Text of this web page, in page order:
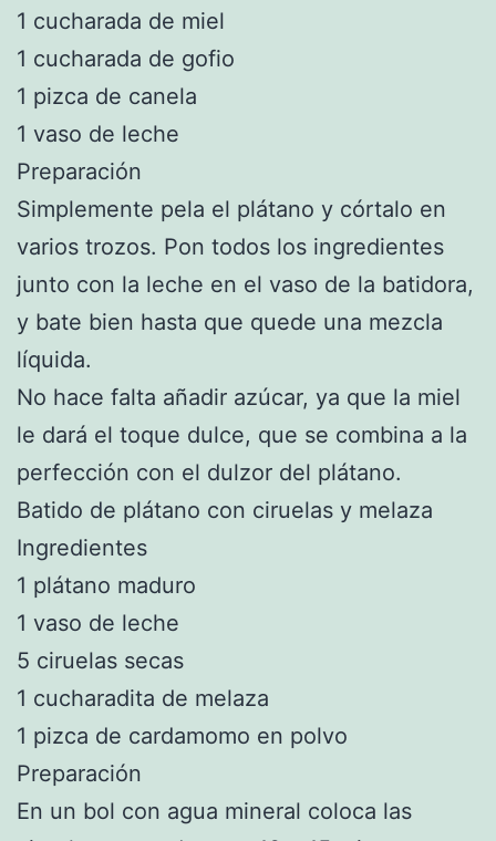
1 cucharada de miel
1 cucharada de gofio
1 pizca de canela
1 vaso de leche
Preparación
Simplemente pela el plátano y córtalo en
varios trozos. Pon todos los ingredientes
junto con la leche en el vaso de la batidora,
y bate bien hasta que quede una mezcla
líquida.
No hace falta añadir azúcar, ya que la miel
le dará el toque dulce, que se combina a la
perfección con el dulzor del plátano.
Batido de plátano con ciruelas y melaza
Ingredientes
1 plátano maduro
1 vaso de leche
5 ciruelas secas
1 cucharadita de melaza
1 pizca de cardamomo en polvo
Preparación
En un bol con agua mineral coloca las